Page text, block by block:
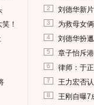
！
2 刘德华新
3 为救母女
4 刘德华扮
5 章子怡斥
6 律师：于
7 王力宏否
8 王刚自曝7